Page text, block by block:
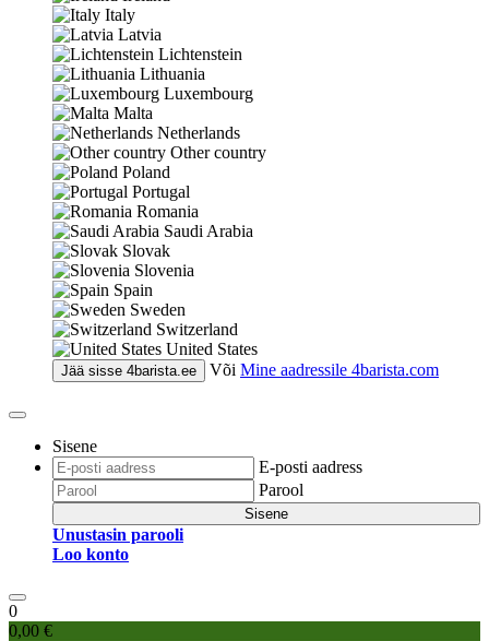
Italy
Latvia
Lichtenstein
Lithuania
Luxembourg
Malta
Netherlands
Other country
Poland
Portugal
Romania
Saudi Arabia
Slovak
Slovenia
Spain
Sweden
Switzerland
United States
Jää sisse 4barista.ee Või Mine aadressile 4barista.com
Sisene
E-posti aadress
Parool
Sisene
Unustasin parooli
Loo konto
0
0,00 €